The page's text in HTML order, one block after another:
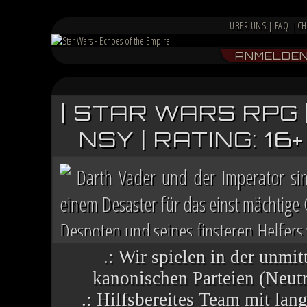
ÜBER UNS | FAQ |
| STAR WARS
NSY | RATING:
Darth Vader und der Imperator
einem Desaster für das einst
Despoten und seines finsteren
Chaos herrscht auf vielen Welten,
.: Wir spielen in der
kanonischen Parteien
.: Hilfsbereites Team mit